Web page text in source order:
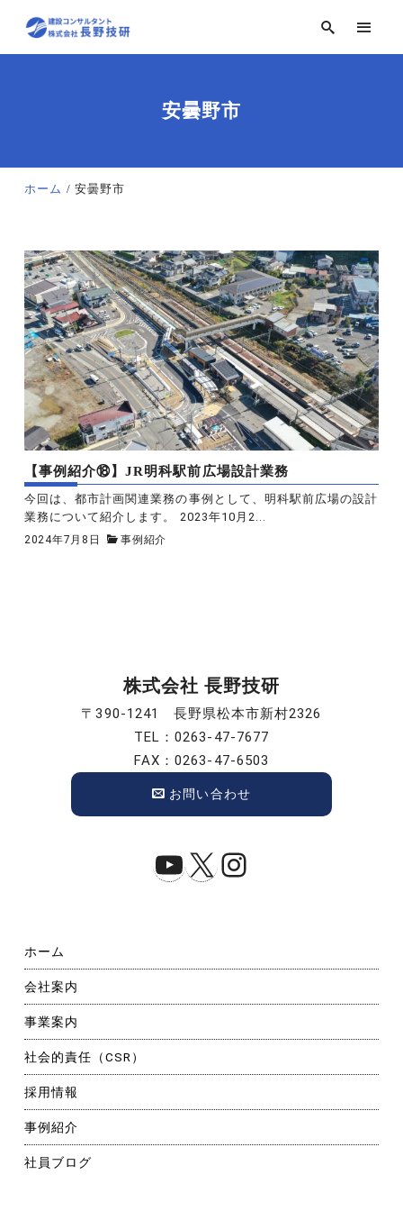
安曇野市
ホーム 安曇野市
【事例紹介⑱】JR明科駅前広場設計業務
今回は、都市計画関連業務の事例として、明科駅前広場の設計
業務について紹介します。 2023年10月2...
2024年7月8日 事例紹介
株式会社 長野技研
〒390-1241 長野県松本市新村2326
TEL：0263-47-7677
FAX：0263-47-6503
お問い合わせ
YouTube
X Instagram
ホーム
会社案内
事業案内
社会的責任（CSR）
採用情報
事例紹介
社員ブログ